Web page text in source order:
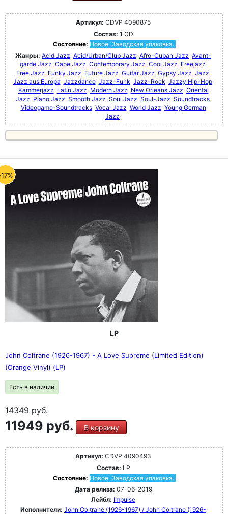
Артикул: CDVP 4090875
Состав: 1 CD
Состояние: Новое. Заводская упаковка.
Жанры: Acid Jazz Acid/Urban/Club Jazz Afro-Cuban Jazz Avant-
garde Jazz Cape Jazz Contemporary Jazz Cool Jazz Freejazz
Free Jazz Funky Jazz Future Jazz Guitar Jazz Gypsy Jazz Jazz
Jazz aus Europa Jazzdance Jazz-Funk Jazz-Rock Jazzy Hip-Hop
Kammerjazz Latin Jazz Modern Jazz New Orleans Jazz Oriental
Jazz Piano Jazz Smooth Jazz Soul Jazz Soul-Jazz Soundtracks
Videogame-Soundtracks Vocal Jazz World Jazz Young German
Jazz
LP
John Coltrane (1926-1967) - A Love Supreme (Limited Edition)
(Orange Vinyl) (LP)
Есть в наличии
14349руб.
11949 руб. В корзину
Артикул: CDVP 4090493
Состав: LP
Состояние: Новое. Заводская упаковка.
Дата релиза: 07-06-2019
Лейбл: Impulse
Исполнители: John Coltrane (1926-1967) / John Coltrane (1926-